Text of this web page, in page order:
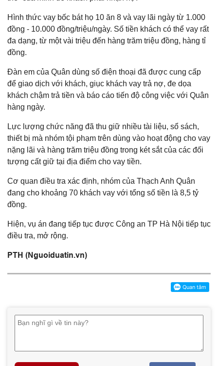
Hình thức vay bốc bát họ 10 ăn 8 và vay lãi ngày từ 1.000
đồng - 10.000 đồng/triệu/ngày. Số tiền khách có thể vay rất
đa dạng, từ một vài triệu đến hàng trăm triệu đồng, hàng tỉ
đồng.
Đàn em của Quân dùng số điện thoại đã được cung cấp
để giao dịch với khách, giục khách vay trả nợ, đe dọa
khách chậm trả tiền và báo cáo tiến độ công việc với Quân
hàng ngày.
Lực lượng chức năng đã thu giữ nhiều tài liệu, sổ sách,
thiết bị mà nhóm tội phạm trên dùng vào hoạt động cho vay
nặng lãi và hàng trăm triệu đồng trong két sắt của các đối
tượng cất giữ tại địa điểm cho vay tiền.
Cơ quan điều tra xác định, nhóm của Thạch Anh Quân
đang cho khoảng 70 khách vay với tổng số tiền là 8,5 tỷ
đồng.
Hiện, vụ án đang tiếp tục được Công an TP Hà Nội tiếp tục
điều tra, mở rộng.
PTH (Nguoiduatin.vn)